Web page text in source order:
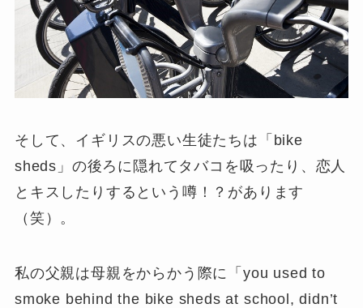
そして、イギリスの悪い生徒たちは「bike
sheds」の後ろに隠れてタバコを吸ったり、恋人
とキスしたりするという噂！？があります
（笑）。
私の父親は母親をからかう際に「you used to
smoke behind the bike sheds at school, didn’t